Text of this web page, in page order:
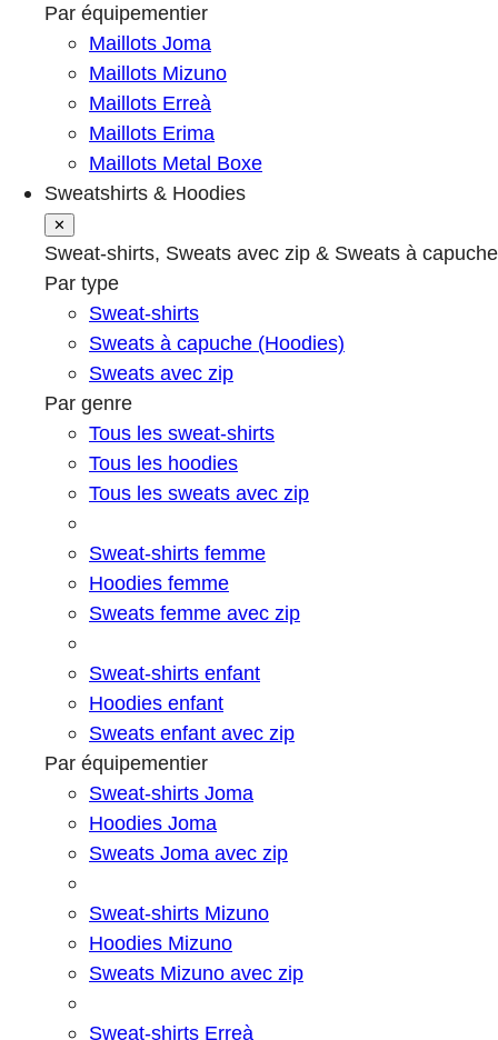
Par équipementier
Maillots Joma
Maillots Mizuno
Maillots Erreà
Maillots Erima
Maillots Metal Boxe
Sweatshirts & Hoodies
✕
Sweat-shirts, Sweats avec zip & Sweats à capuche
Par type
Sweat-shirts
Sweats à capuche (Hoodies)
Sweats avec zip
Par genre
Tous les sweat-shirts
Tous les hoodies
Tous les sweats avec zip
Sweat-shirts femme
Hoodies femme
Sweats femme avec zip
Sweat-shirts enfant
Hoodies enfant
Sweats enfant avec zip
Par équipementier
Sweat-shirts Joma
Hoodies Joma
Sweats Joma avec zip
Sweat-shirts Mizuno
Hoodies Mizuno
Sweats Mizuno avec zip
Sweat-shirts Erreà